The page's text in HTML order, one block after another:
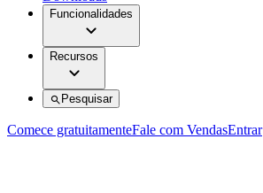
Funcionalidades
Recursos
Pesquisar
Comece gratuitamenteFale com VendasEntrar